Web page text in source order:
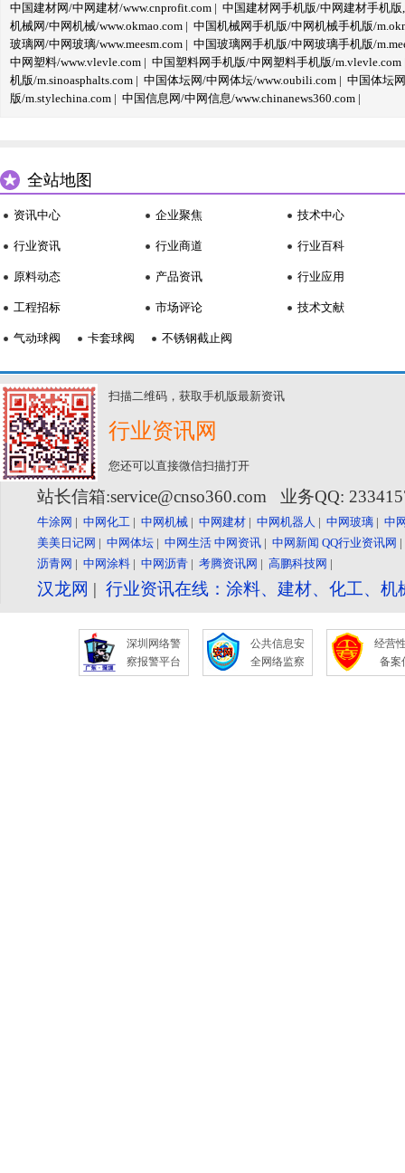
中国建材网/中网建材/www.cnprofit.com | 中国建材网手机版/中网建材手机版
机械网/中网机械/www.okmao.com | 中国机械网手机版/中网机械手机版/
玻璃网/中网玻璃/www.meesm.com | 中国玻璃网手机版/中网玻璃手机版/
中网塑料/www.vlevle.com | 中国塑料网手机版/中网塑料手机版/m.vlevle.com
机版/m.sinoasphalts.com | 中国体坛网/中网体坛/www.oubili.com | 中国体坛
版/m.stylechina.com | 中国信息网/中网信息/www.chinanews360.com |
全站地图
资讯中心
行业资讯
原料动态
工程招标
企业聚焦
行业商道
产品资讯
市场评论
技术中心
行业百科
行业应用
技术文献
气动球阀 卡套球阀 不锈钢截止阀
扫描二维码，获取手机版最新资讯
行业资讯网
您还可以直接微信扫描打开
站长信箱:service@cnso360.com 业务QQ:
牛涂网 | 中网化工 | 中网机械 | 中网建材 | 中网机器人 | 中网玻璃 | 中
美美日记网 | 中网体坛 | 中网生活 中网资讯 | 中网新闻 QQ行业资讯网
沥青网 | 中网涂料 | 中网沥青 | 考腾资讯网 | 高鹏科技网 |
汉龙网 | 行业资讯在线：涂料、建材、化工、
深圳网络警
察报警平台
公共信息安
全网络监察
经营
备案